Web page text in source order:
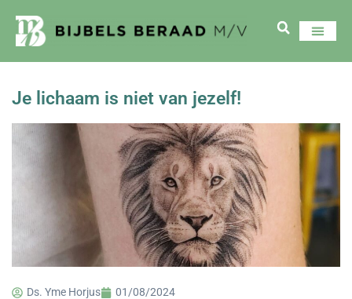
Je lichaam is niet van jezelf!
Ds. Yme Horjus
01/08/2024